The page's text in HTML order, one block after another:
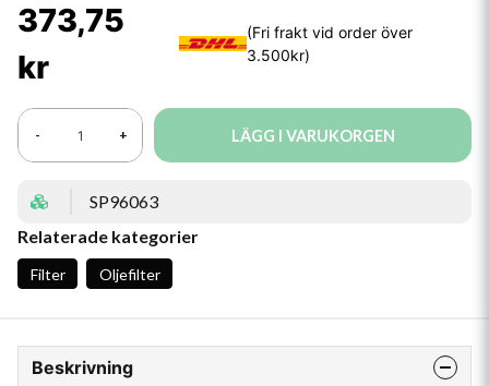
373,75
kr
- + LÄGG I VARUKORGEN
SP96063
Relaterade kategorier
Filter Oljefilter
Beskrivning